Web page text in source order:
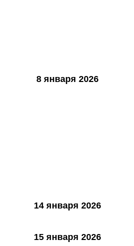
8 января 2026
14 января 2026
15 января 2026